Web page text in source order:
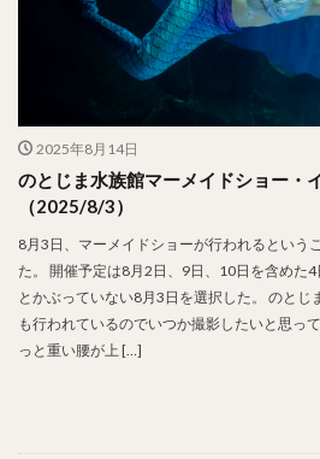
2025年8月14日
のとじま水族館マーメイドショー・
（2025/8/3）
8月3日、マーメイドショーが行われるという
た。 開催予定は8月2日、9日、10日を含めた
とかぶっていない8月3日を選択した。 のと
も行われているのでいつか撮影したいと思っ
っと重い腰が上 […]